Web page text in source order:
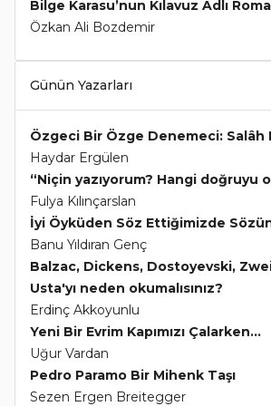
Bilge Karasu’nun Kılavuz Adlı
Özkan Ali Bozdemir
Günün Yazarları
Özgeci Bir Özge Denemeci: Salâh
Haydar Ergülen
“Niçin yazıyorum? Hangi doğruyu
Fulya Kılınçarslan
İyi Öyküden Söz Ettiğimizde
Banu Yıldıran Genç
Balzac, Dickens, Dostoyevski,
Usta'yı neden okumalısınız?
Erdinç Akkoyunlu
Yeni Bir Evrim Kapımızı Çalarken...
Uğur Vardan
Pedro Paramo Bir Mihenk Taşı
Sezen Ergen Breitegger